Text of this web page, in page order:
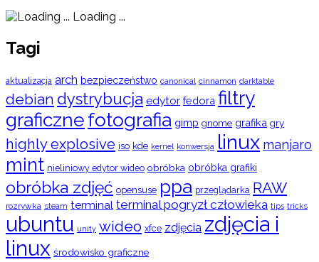
Loading ...
Tagi
aktualizacja arch bezpieczeństwo canonical cinnamon darktable
debian dystrybucja edytor fedora filtry
graficznefotografia gimp gnome grafika gry
highly explosive iso kde kernel konwersja linux manjaro
mint nieliniowy edytor wideo obróbka obróbka grafiki
obróbka zdjęć opensuse ppa przeglądarka RAW
rozrywka steam terminal terminal pogryzł człowieka tips tricks
ubuntu unity wideo xfce zdjęcia zdjęcia i
linux środowisko graficzne